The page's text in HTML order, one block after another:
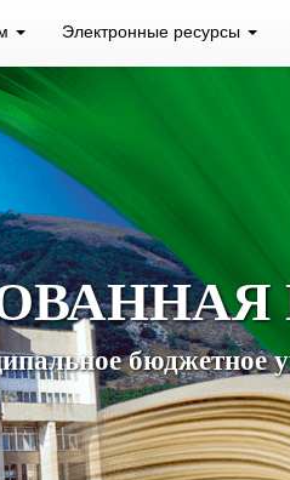
Электронные ресурсы
бюджетное